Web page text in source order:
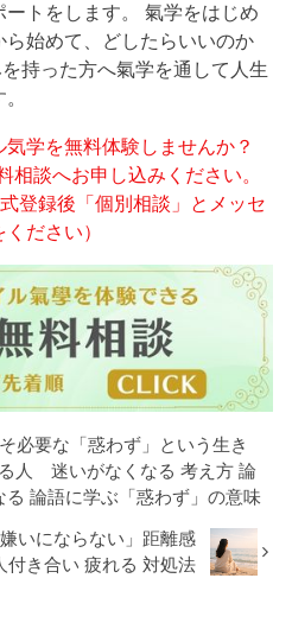
トをします。 氣学をはじめ
始めて、どしたらいいのか
持った方へ氣学を通して人生
学を無料体験しませんか？
相談へお申し込みください。
登録後「個別相談」とメッセ
ださい）
必要な「惑わず」という生き
人 迷いがなくなる 考え方 論
る 論語に学ぶ「惑わず」の意味
いにならない」距離感
き合い 疲れる 対処法